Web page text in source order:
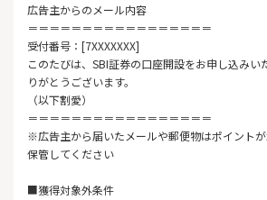
広告主からのメール内容
＝＝＝＝＝＝＝＝＝＝＝＝＝＝＝＝＝
受付番号：[7XXXXXXX]
このたびは、 SBI証券の口座開設をお申し込みい
りがとうございます。
（以下割愛）
＝＝＝＝＝＝＝＝＝＝＝＝＝＝＝＝＝
※広告主から届いたメールや郵便物はポイント
保管してください
■獲得対象外条件